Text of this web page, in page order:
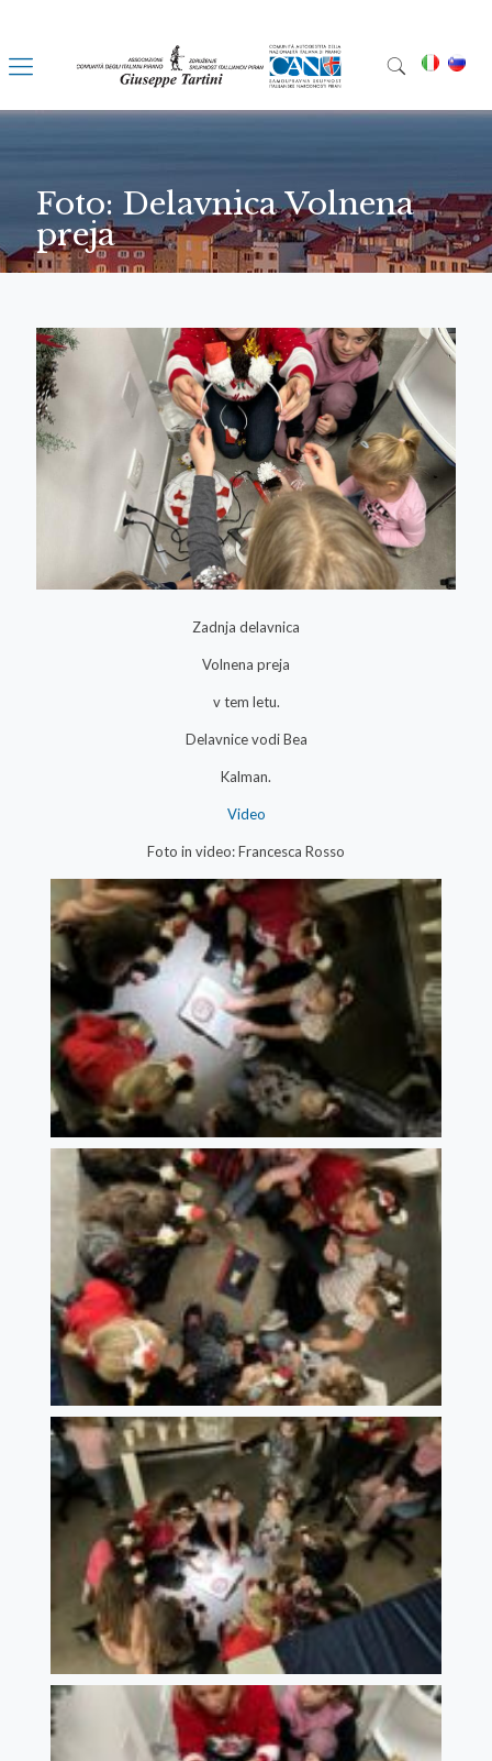
Foto: Delavnica Volnena
preja
Zadnja delavnica
Volnena preja
v tem letu.
Delavnice vodi Bea
Kalman.
Video
Foto in video: Francesca Rosso